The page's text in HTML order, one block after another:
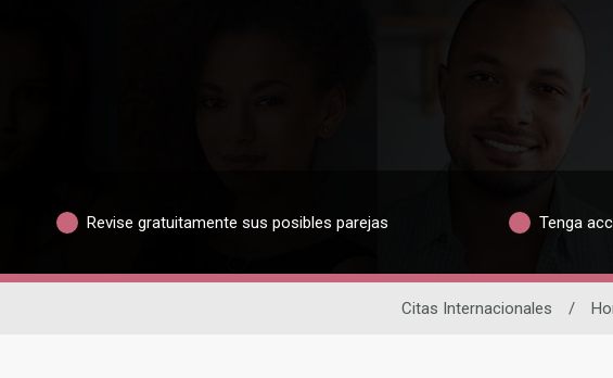
Revise gratuitamente sus posibles parejas Tenga
Citas Internacionales /